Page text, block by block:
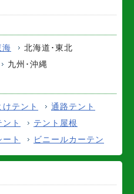
海
北海道･東北
九州･沖縄
テント
通路テント
ント
テント屋根
ト ビニールカーテン